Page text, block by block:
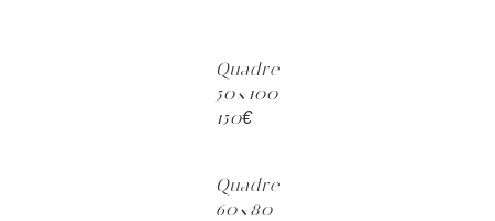
Quadre
50×100
150€
Quadre
60×80